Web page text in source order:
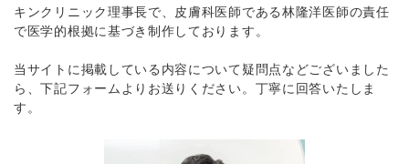
キンクリニック理事長で、皮膚科医師である林隆洋医師の責任
で医学的根拠に基づき制作しております。
当サイトに掲載している内容について疑問点などございました
ら、下記フォームよりお送りください。丁寧に回答いたしま
す。